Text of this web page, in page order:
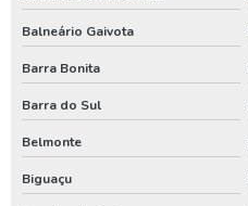
Perfuração poço artesiano projeto
Perfurar poço artesiano
Perfurar poço artesiano preço
Perfurar poço artesiano quanto custa
Poço artesiano custo
Balneário Gaivota
Barra Bonita
Barra do Sul
Belmonte
Biguaçu